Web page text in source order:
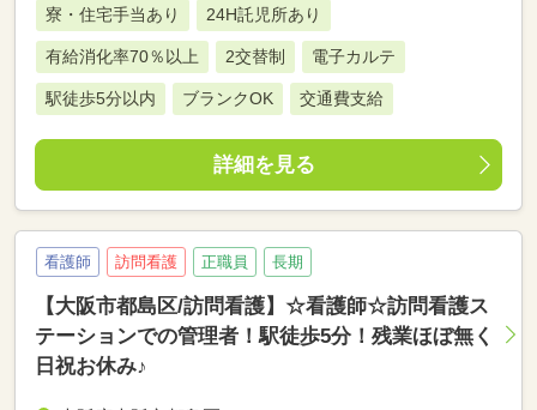
寮・住宅手当あり 24H託児所あり
有給消化率70％以上 2交替制 電子カルテ
駅徒歩5分以内 ブランクOK 交通費支給
詳細を見る
看護師 訪問看護 正職員 長期
【大阪市都島区/訪問看護】☆看護師☆訪問看護ス
テーションでの管理者！駅徒歩5分！残業ほぼ無く
日祝お休み♪